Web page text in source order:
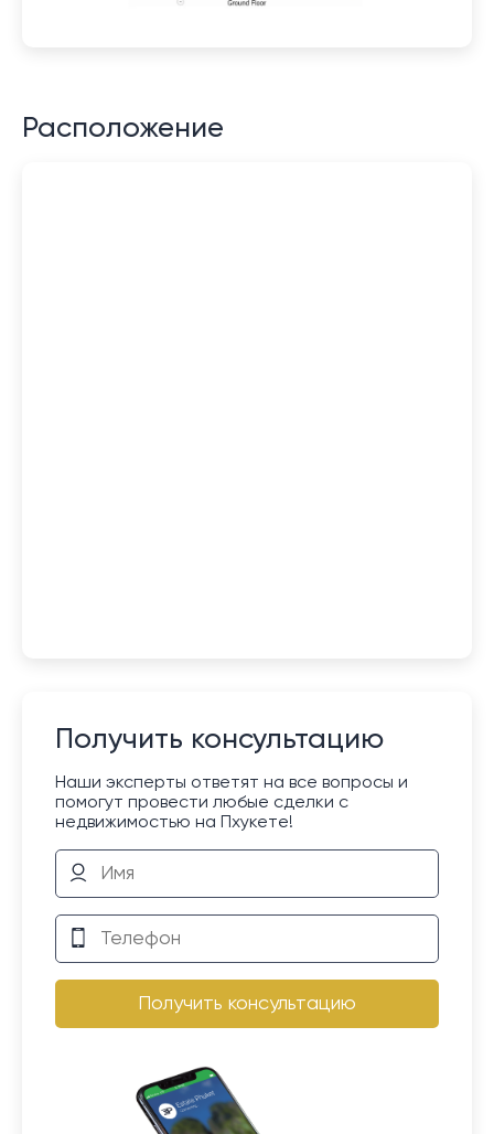
Расположение
Получить консультацию
Наши эксперты ответят на все вопросы и
помогут провести любые сделки с
недвижимостью на Пхукете!
Получить консультацию